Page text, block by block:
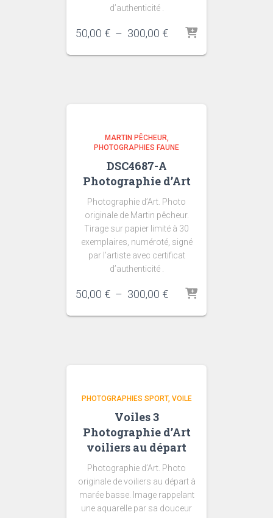
d’authenticité .
50,00 € – 300,00 €Plage
prix :
MARTIN PÊCHEUR
PHOTOGRAPHIES FAUNE
DSC4687-A
Photographie d’Art
Photographie d’Art. Photo
originale de Martin pêcheur.
Tirage sur papier limité à 30
exemplaires, numéroté, signé
par l’artiste avec certificat
d’authenticité .
50,00 € – 300,00 €Plage
prix :
PHOTOGRAPHIES SPORT VOILE
Voiles 3
Photographie d’Art
voiliers au départ
Photographie d’Art. Photo
originale de voiliers au départ à
marée basse. Image rappelant
une aquarelle par sa douceur